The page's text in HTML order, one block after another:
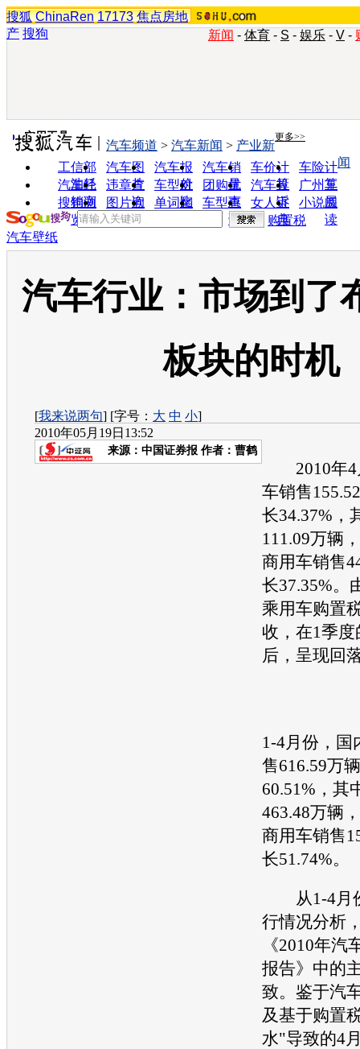
搜狐 ChinaRen 17173 焦点房地
产 搜狗 新闻 - 体育 - S - 娱乐 - V -
实用工具 更多>>
工信部
油耗
汽车图
片
汽车报
价
汽车销
量
车价计
算
车险计
算
汽车经
销商
违章查
询
车型对
比
团购优
惠
汽车投
诉
广州车
展
搜狗浏
览器
图片欣
赏
单词翻
车型查
询
女人宝
典
小说阅
读
汽车频道 > 汽车新闻 > 产业新
闻
购置税
汽车壁纸
汽车行业：市场到了
板块的时机
[我来说两句] [字号： 大 中 小]
2010年05月19日13:52
来源： 中国证券报 作者：曹鹤
2010年4
车销售
长34.37%，
111.09万辆
商用车销售
长37.35%。
乘用车购置
收，在1季
后，呈现回
1-4月份，国
售616.59万
60.51%，其
463.48万辆
商用车销售
长51.74%。
从1-4月
行情况分析
《2010年汽
报告》中的
致。鉴于汽
及基于购置
水"导致的4